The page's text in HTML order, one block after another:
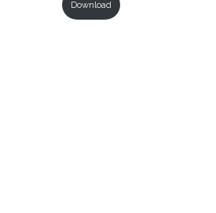
Download